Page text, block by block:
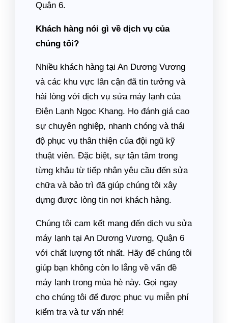
Quận 6.
Khách hàng nói gì về dịch vụ của
chúng tôi?
Nhiều khách hàng tại An Dương Vương
và các khu vực lân cận đã tin tưởng và
hài lòng với dịch vụ sửa máy lạnh của
Điện Lạnh Ngọc Khang. Họ đánh giá cao
sự chuyên nghiệp, nhanh chóng và thái
độ phục vụ thân thiện của đội ngũ kỹ
thuật viên. Đặc biệt, sự tận tâm trong
từng khâu từ tiếp nhận yêu cầu đến sửa
chữa và bảo trì đã giúp chúng tôi xây
dựng được lòng tin nơi khách hàng.
Chúng tôi cam kết mang đến dịch vụ sửa
máy lạnh tại An Dương Vương, Quận 6
với chất lượng tốt nhất. Hãy để chúng tôi
giúp bạn không còn lo lắng về vấn đề
máy lạnh trong mùa hè này. Gọi ngay
cho chúng tôi để được phục vụ miễn phí
kiểm tra và tư vấn nhé!